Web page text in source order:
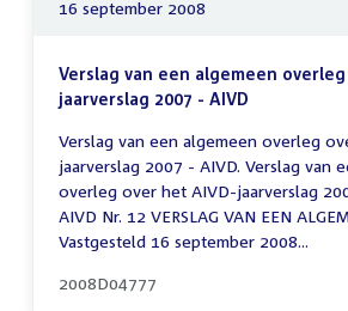
16 september 2008
Verslag van een algemeen
jaarverslag 2007 - AIVD
Verslag van een algemeen overleg
jaarverslag 2007 - AIVD. Verslag van
overleg over het AIVD-jaarverslag
AIVD Nr. 12 VERSLAG VAN EEN
Vastgesteld 16 september 2008...
2008D04777